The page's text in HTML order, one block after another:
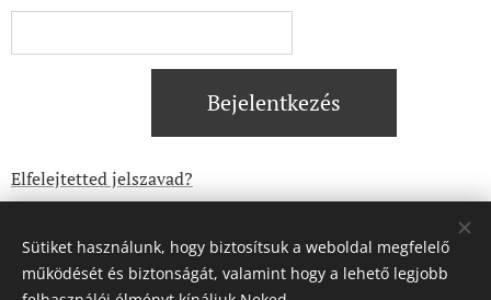
Bejelentkezés
Elfelejtetted jelszavad?
Sütiket használunk, hogy biztosítsuk a weboldal megfelelő
működését és biztonságát, valamint hogy a lehető legjobb